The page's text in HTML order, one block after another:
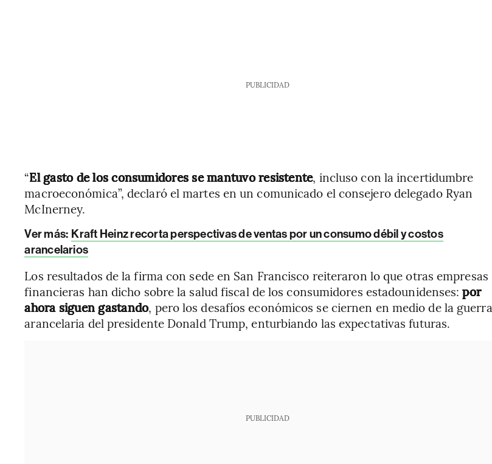
PUBLICIDAD
“El gasto de los consumidores se mantuvo resistente, incluso con la incertidumbre
macroeconómica”, declaró el martes en un comunicado el consejero delegado Ryan
McInerney.
Ver más: Kraft Heinz recorta perspectivas de ventas por un consumo débil y costos
arancelarios
Los resultados de la firma con sede en San Francisco reiteraron lo que otras empresas
financieras han dicho sobre la salud fiscal de los consumidores estadounidenses:por
ahora siguen gastando, pero los desafíos económicos se ciernen en medio de la guerra
arancelaria del presidente Donald Trump, enturbiando las expectativas futuras.
PUBLICIDAD